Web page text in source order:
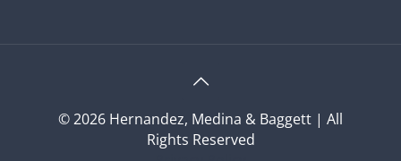
© 2026 Hernandez, Medina & Baggett | All
Rights Reserved